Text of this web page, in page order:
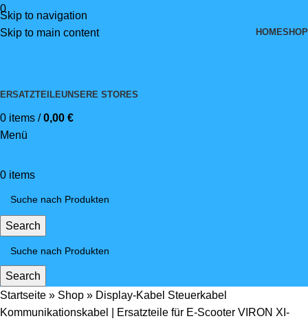
Skip to navigation
Skip to main content
0
HOMESHOP
ERSATZTEILEUNSERE STORES
0 items / 0,00 €
Menü
0 items
Search
Search
Startseite » Shop » Display-Kabel Steuerkabel
Kommunikationskabel | Ersatzteile für E-Scooter VIRON XI-